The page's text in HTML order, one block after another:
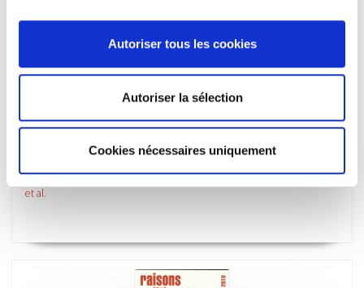
Autoriser tous les cookies
Autoriser la sélection
Cookies nécessaires uniquement
Raisons politiques 38, septembre 2010
Cinématographie du politique Vol. 1
et al.